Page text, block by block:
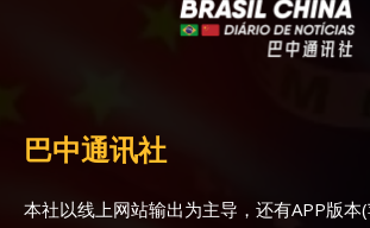
巴中通讯社
本社以线上网站输出为主导，还有APP版本